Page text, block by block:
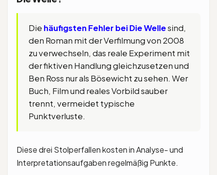
Die häufigsten Fehler bei Die Wellesind,
den Roman mit der Verfilmung von 2008
zu verwechseln, das reale Experiment mit
der fiktiven Handlung gleichzusetzen und
Ben Ross nur als Bösewicht zu sehen. Wer
Buch, Film und reales Vorbild sauber
trennt, vermeidet typische
Punktverluste.
Diese drei Stolperfallen kosten in Analyse- und
Interpretationsaufgaben regelmäßig Punkte.